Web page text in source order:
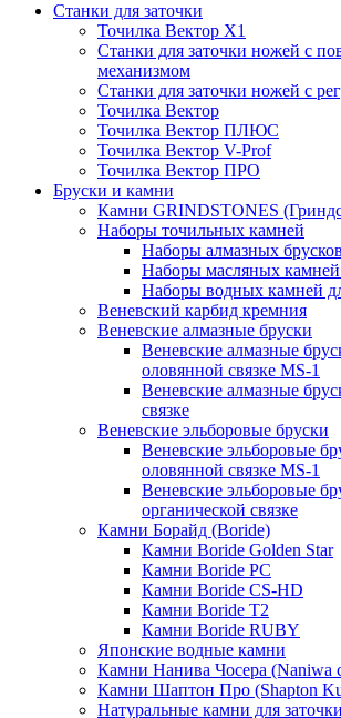
Станки для заточки
Точилка Вектор X1
Станки для заточки ножей с
механизмом
Станки для заточки ножей с
Точилка Вектор
Точилка Вектор ПЛЮС
Точилка Вектор V-Prof
Точилка Вектор ПРО
Бруски и камни
Камни GRINDSTONES
Наборы точильных камней
Наборы алмазных
Наборы масляных камней
Наборы водных камней
Веневский карбид кремния
Веневские алмазные бруски
Веневские алмазные
оловянной связке MS-1
Веневские алмазные
связке
Веневские эльборовые бруски
Веневские эльборовые
оловянной связке MS-1
Веневские эльборовые
органической связке
Камни Борайд (Boride)
Камни Boride Golden Star
Камни Boride PC
Камни Boride CS-HD
Камни Boride T2
Камни Boride RUBY
Японские водные камни
Камни Нанива Чосера (Naniwa
Камни Шаптон Про (Shapton
Натуральные камни для заточки